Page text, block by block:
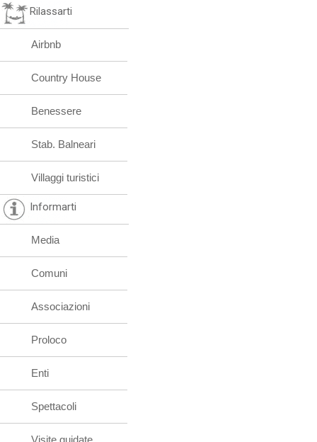
Rilassarti
Airbnb
Country House
Benessere
Stab. Balneari
Villaggi turistici
Informarti
Media
Comuni
Associazioni
Proloco
Enti
Spettacoli
Visite guidate